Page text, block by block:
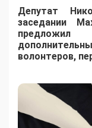
Депутат
заседании
волонтеров,